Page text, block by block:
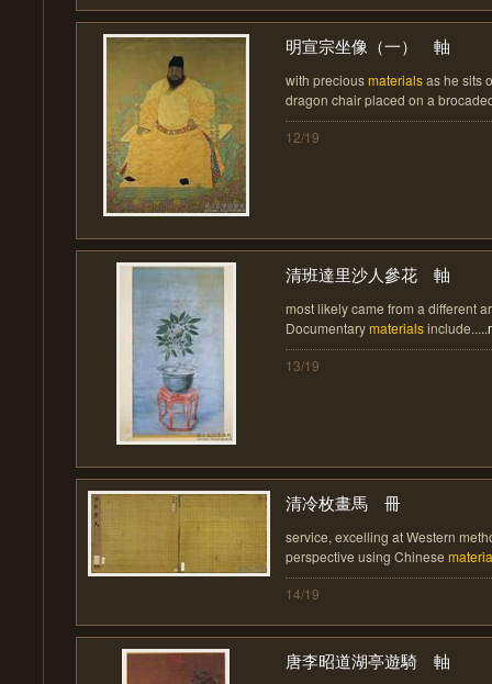
明宣宗坐像（一） 軸
with preciousmaterialsas he sits
dragon chair placed on a
12/19
清班達里沙人參花 軸
most likely came from a different
Documentarymaterialsinclude.....
13/19
清冷枚畫馬 冊
service, excelling at Western
perspective using Chinese
14/19
唐李昭道湖亭遊騎 軸